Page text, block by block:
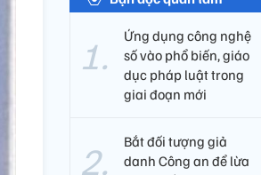
Ứng dụng công nghệ
số vào phổ biến, giáo
dục pháp luật trong
giai đoạn mới
Bắt đối tượng giả
danh Công an để lừa